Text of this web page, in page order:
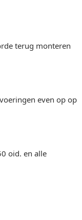
terug monteren
even op op
oid. en alle